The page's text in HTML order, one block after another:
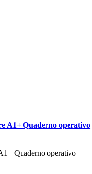
A1+ Quaderno operativo
Quaderno operativo